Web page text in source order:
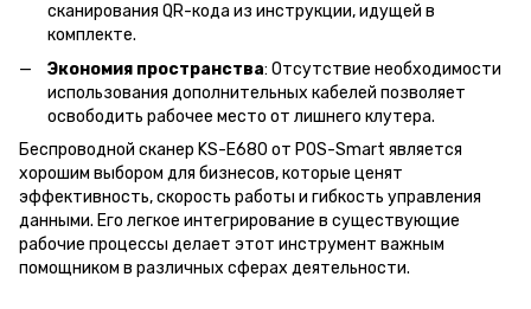
сканирования QR-кода из инструкции, идущей в
комплекте.
Экономия пространства: Отсутствие необходимости
использования дополнительных кабелей позволяет
освободить рабочее место от лишнего клутера.
Беспроводной сканер KS-E680 от POS-Smart является
хорошим выбором для бизнесов, которые ценят
эффективность, скорость работы и гибкость управления
данными. Его легкое интегрирование в существующие
рабочие процессы делает этот инструмент важным
помощником в различных сферах деятельности.